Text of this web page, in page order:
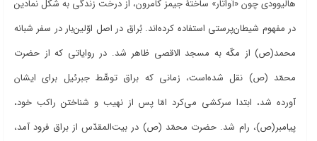
هالیوودی چون «آواتار» ساختۀ جیمز کامرون، از درخت زندگی به شکل نمادین
در مفهوم شیطانپرستی استفاده کردهاند. بُراق در اصل اوّلینبار در سفر شبانه
محمد(ص) از مکّه به مسجد الاقصی ظاهر شد. در روایاتی که از حضرت
محمّد (ص) نقل شدهاست، زمانی که براق توسّّط جبرئیل برای ایشان
آورده شد، ابتدا سرکشی میکرد امّا پس از نهیب و شناختن راکب خود،
پیامبر(ص)، رام شد. حضرت محمّد (ص) در بیتالمقدّس از براق فرود آمد،